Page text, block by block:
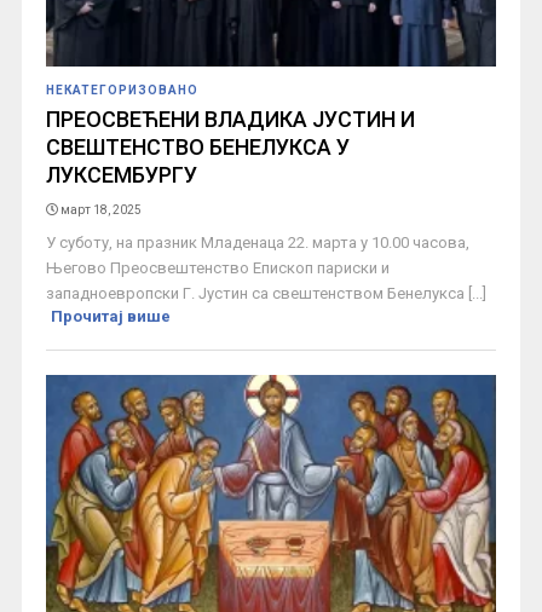
НЕКАТЕГОРИЗОВАНО
ПРЕОСВЕЋЕНИ ВЛАДИКА ЈУСТИН И
СВЕШТЕНСТВО БЕНЕЛУКСА У
ЛУКСЕМБУРГУ
март 18, 2025
У суботу, на празник Младенаца 22. марта у 10.00 часова,
Његово Преосвештенство Епископ париски и
западноевропски Г. Јустин са свештенством Бенелукса [...]
Прочитај више